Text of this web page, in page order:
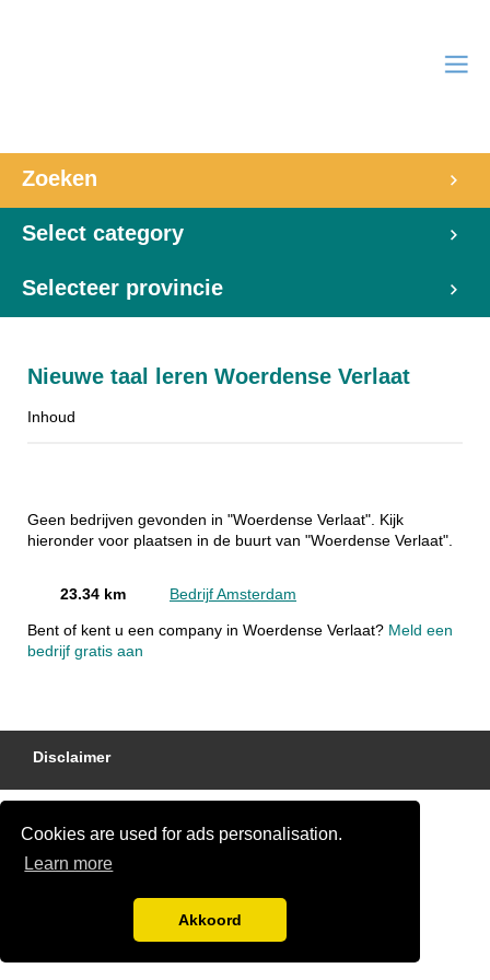
Cookies are used for ads personalisation.
Learn more
Akkoord
Zoeken
Select category
Selecteer provincie
Nieuwe taal leren Woerdense Verlaat
Inhoud
Geen bedrijven gevonden in "Woerdense Verlaat". Kijk
hieronder voor plaatsen in de buurt van "Woerdense Verlaat".
23.34 km Bedrijf Amsterdam
Bent of kent u een company in Woerdense Verlaat? Meld een
bedrijf gratis aan
Disclaimer